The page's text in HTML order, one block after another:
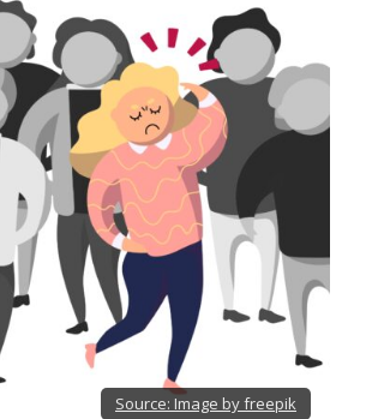
Source: Image by freepik